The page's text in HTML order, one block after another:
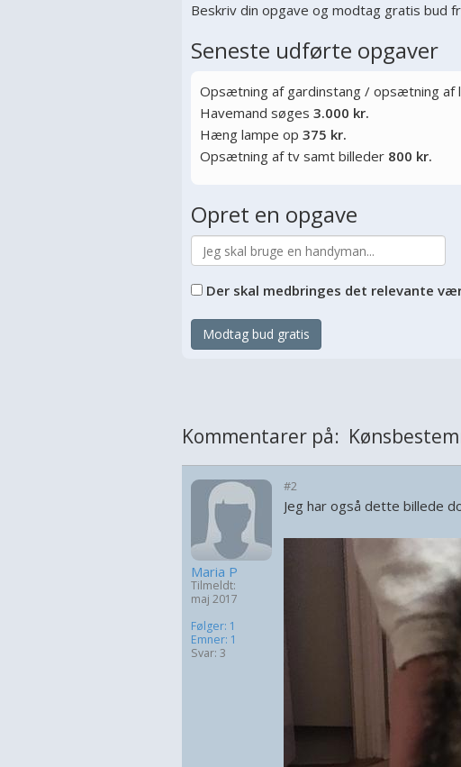
Beskriv din opgave og modtag gratis bud
Seneste udførte opgaver
Opsætning af gardinstang / opsætning af
Havemand søges 3.000 kr.
Hæng lampe op 375 kr.
Opsætning af tv samt billeder 800 kr.
Opret en opgave
Der skal medbringes det relevante
Modtag bud gratis
Kommentarer på:
Maria P
Tilmeldt:
maj 2017
Følger: 1
Emner: 1
Svar: 3
#2
Jeg har også dette billede